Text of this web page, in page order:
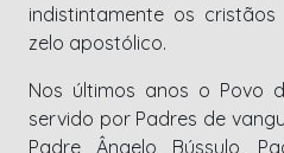
indistintamente os
zelo apostólico.
Nos últimos anos o Povo
servido por Padres de
Padre Ângelo Bússulo,